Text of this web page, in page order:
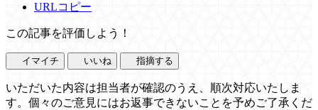
URLコピー
この記事を評価しよう！
イマイチ いいね 指摘する
いただいた内容は担当者が確認のうえ、順次対応いたしま
す。個々のご意見にはお返事できないことを予めご了承くだ